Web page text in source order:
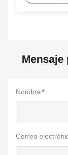
Mensaje
Nombre*
Correo